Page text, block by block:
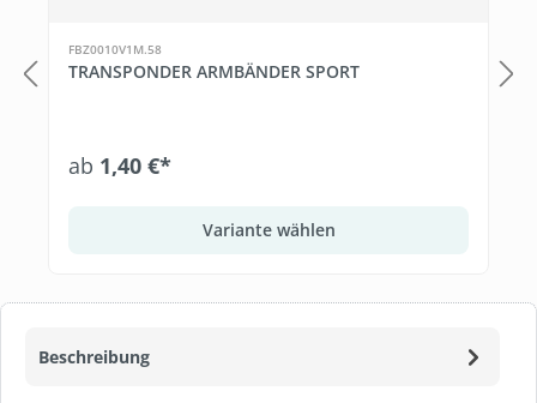
Beschreibung
FBZ0010V1M.58
TRANSPONDER ARMBÄNDER SPORT
ab 1,40 €*
Variante wählen